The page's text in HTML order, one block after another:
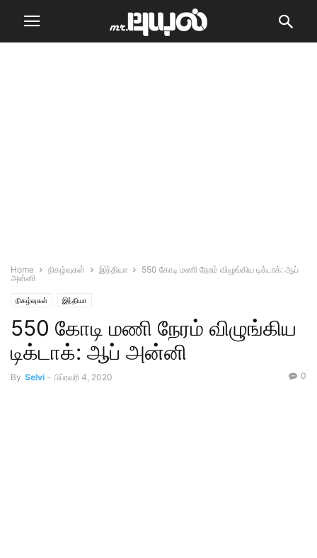
Home நிகழ்வுகள் இந்தியா
550 கோடி மணி நேரம் விழுங்கிய டிக்டாக்: ஆப்
அன்னி
நிகழ்வுகள் இந்தியா
550 கோடி மணி நேரம் விழுங்கிய
டிக்டாக்: ஆப் அன்னி
By Selvi - பிப்ரவரி 4, 2020 0